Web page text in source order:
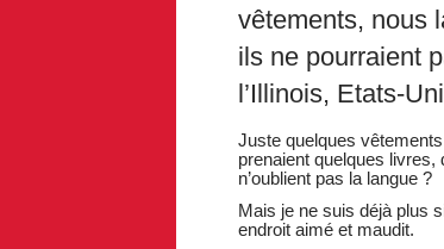
vêtements, nous
ils ne pourraient
l’Illinois, Etats-
Juste quelques
prenaient quelques livres,
n’oublient pas la langue ?
Mais je ne suis déjà plus
endroit aimé et maudit.